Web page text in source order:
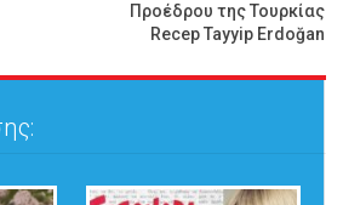
Προέδρου της Τουρκίας
Recep Tayyip Erdoğan